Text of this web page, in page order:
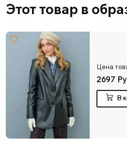
Этот товар в
Цена
2697
В